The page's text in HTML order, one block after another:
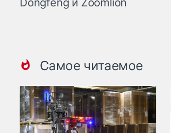
Самое читаемое